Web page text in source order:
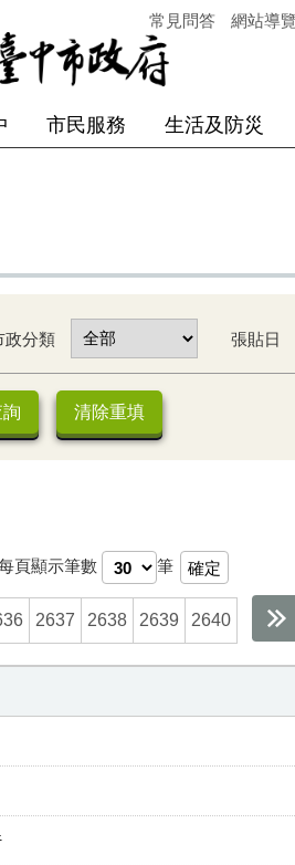
常見問答 網站導
市民服務 生活及防災
政分類 張貼日
頁顯示筆數 筆
2637 2638 2639 2640